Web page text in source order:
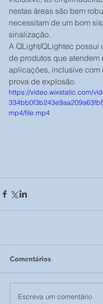
nestas áreas são bem
necessitam de um bom
sinalização.
A QLight/QLightec possui
de produtos que atendem
aplicações, inclusive com
prova de explosão.
https://video.wixstatic.com/
mp4/file.mp4
Comentários
Escreva um comentário